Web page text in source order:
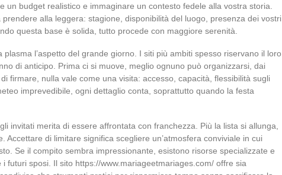
un budget realistico e immaginare un contesto fedele alla vostra storia.
alla leggera: stagione, disponibilità del luogo, presenza dei vostri
questa base è solida, tutto procede con maggiore serenità.
plasma l’aspetto del grande giorno. I siti più ambiti spesso riservano il loro
di anticipo. Prima ci si muove, meglio ognuno può organizzarsi, dai
firmare, nulla vale come una visita: accesso, capacità, flessibilità sugli
imprevedibile, ogni dettaglio conta, soprattutto quando la festa
invitati merita di essere affrontata con franchezza. Più la lista si allunga,
Accettare di limitare significa scegliere un’atmosfera conviviale in cui
Se il compito sembra impressionante, esistono risorse specializzate e
futuri sposi. Il sito https://www.mariageetmariages.com/ offre sia